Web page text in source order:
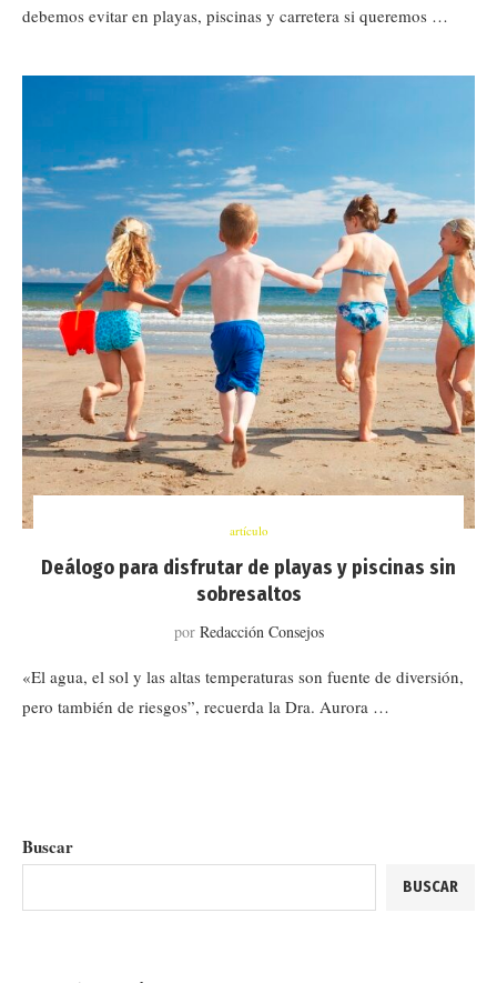
debemos evitar en playas, piscinas y carretera si queremos …
artículo
Deálogo para disfrutar de playas y piscinas sin
sobresaltos
por Redacción Consejos
«El agua, el sol y las altas temperaturas son fuente de diversión,
pero también de riesgos”, recuerda la Dra. Aurora …
Buscar
BUSCAR